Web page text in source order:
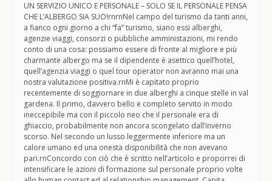
UN SERVIZIO UNICO E PERSONALE – SOLO SE IL PERSONALE PENSA
CHE L’ALBERGO SIA SUO!rnrnNel campo del turismo da tanti anni,
a fianco ogni giorno a chi “fa” turismo, siano essi alberghi,
agenzie viaggi, consorzi o pubbliche amministazioni, mi rendo
conto di una cosa: possiamo essere di fronte al migliore e più
charmante albergo ma se il dipendente è asettico quell’hotel,
quell’agenzia viaggi o quel tour operator non avranno mai una
nostra valutazione positiva.rnMi è capitato proprio
recentemente di soggiornare in due alberghi a cinque stelle in val
gardena. Il primo, davvero bello e completo servito in modo
ineccepibile ma con il piccolo neo che il personale era di
ghiaccio, probabilmente non ancora scongelato dall’inverno
scorso. Nel secondo un lusso leggermente inferiore ma un
calore umano ed una onesta disponibilità che non avevano
pari.rnConcordo con ciò che è scritto nell’articolo e proporrei di
intensificare le azioni di formazione sul personale proprio volte